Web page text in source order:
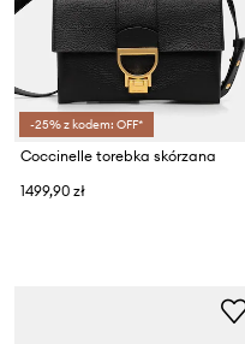
-25% z kodem: OFF*
Coccinelle torebka skórzana
1499,90 zł